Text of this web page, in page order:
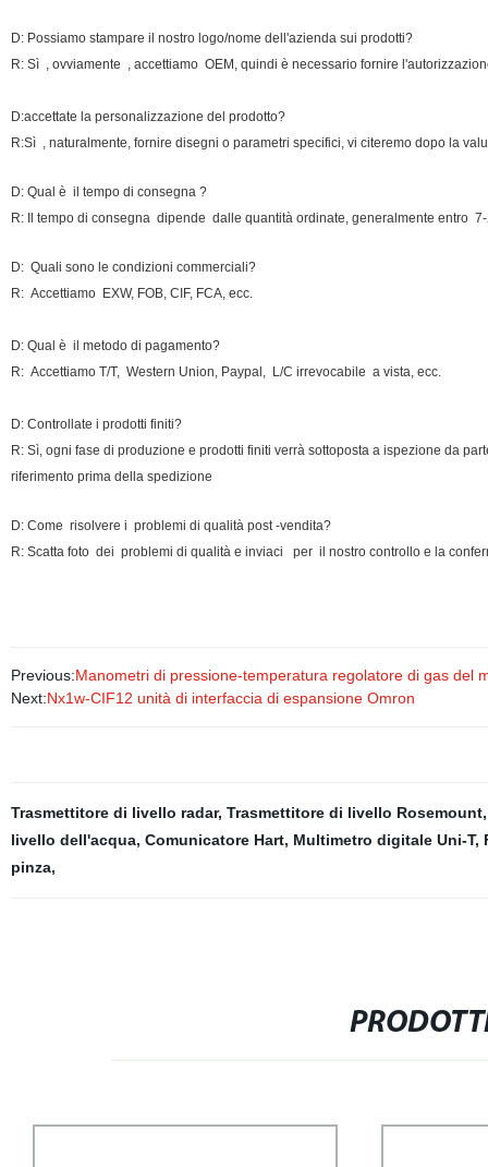
D: Possiamo stampare il nostro logo/nome dell'azienda sui prodotti?
R: Sì , ovviamente , accettiamo OEM, quindi è necessariofornire
D:accettate la personalizzazione del prodotto?
R:Sì , naturalmente, fornire disegni o parametri specifici, vi citeremo dopo la
D: Qual è il tempo di consegna ?
R: Il tempo di consegna dipende dalle quantità ordinate, generalmente entro
D: Quali sono le condizioni commerciali?
R: Accettiamo EXW, FOB, CIF, FCA, ecc.
D: Qual è il metodo di pagamento?
R: Accettiamo T/T, Western Union, Paypal , L/C irrevocabile a vista, ecc.
D: Controllate i prodotti finiti?
R: Sì, ogni fase di produzione e prodotti finiti verrà sottoposta a ispezione da
riferimento prima della spedizione
D: Come risolvere i problemi di qualità post -vendita?
R: Scatta foto dei problemi di qualità e inviaci per il nostro controllo e la
Previous:Manometri di pressione-temperatura regolatore di gas del
Next:Nx1w-CIF12 unità di interfaccia di espansione Omron
Trasmettitore di livello radar, Trasmettitore di livello Rosemount
livello dell'acqua, Comunicatore Hart, Multimetro digitale Uni-T,
pinza,